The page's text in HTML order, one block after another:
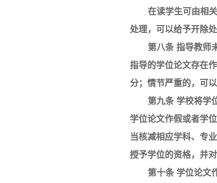
在读学生可由相
处理，可以给予开除
第八条 指导教师
指导的学位论文存在
分；情节严重的，可
第九条 学校将学
学位论文作假或者学
当核减相应学科、专
授予学位的资格，并
第十条 学位论文